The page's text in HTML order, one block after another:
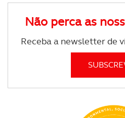
Não perca as
Receba a newsletter de